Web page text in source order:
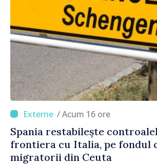
/ Acum 16 ore
Spania restabilește
frontiera cu Italia, pe fondul
migratorii din Ceuta